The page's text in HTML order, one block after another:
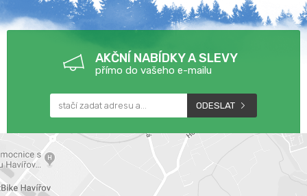
AKČNÍ NABÍDKY A SLEVY
přímo do vašeho e-mailu
ODESLAT